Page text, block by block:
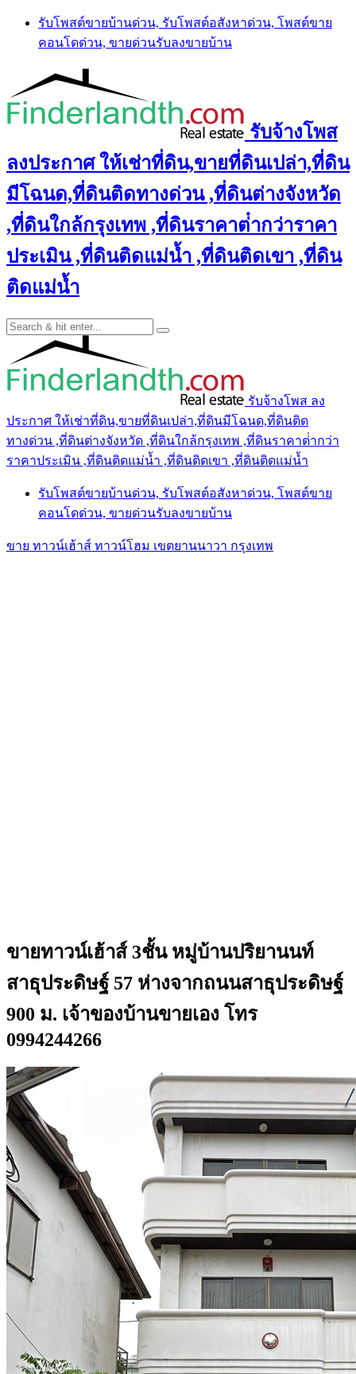
Skip
content
รับโพสต์ขายบ้านด่วน, รับโพสต์อสังหาด่วน, โพสต์ขาย
คอนโดด่วน, ขายด่วนรับลงขายบ้าน
รับจ้างโพส
ลงประกาศ ให้เช่าที่ดิน,ขายที่ดินเปล่า,ที่ดิน
มีโฉนด,ที่ดินติดทางด่วน ,ที่ดินต่างจังหวัด
,ที่ดินใกล้กรุงเทพ ,ที่ดินราคาต่ํากว่าราคา
ประเมิน ,ที่ดินติดแม่น้ำ ,ที่ดินติดเขา ,ที่ดิน
ติดแม่น้ำ
รับจ้างโพส ลง
ประกาศ ให้เช่าที่ดิน,ขายที่ดินเปล่า,ที่ดินมีโฉนด,ที่ดินติด
ทางด่วน ,ที่ดินต่างจังหวัด ,ที่ดินใกล้กรุงเทพ ,ที่ดินราคาต่ํากว่า
ราคาประเมิน ,ที่ดินติดแม่น้ำ ,ที่ดินติดเขา ,ที่ดินติดแม่น้ำ
รับโพสต์ขายบ้านด่วน, รับโพสต์อสังหาด่วน, โพสต์ขาย
คอนโดด่วน, ขายด่วนรับลงขายบ้าน
ขาย ทาวน์เฮ้าส์ ทาวน์โฮม เขตยานนาวา กรุงเทพ
ขายทาวน์เฮ้าส์ 3ชั้น หมู่บ้านปริยานนท์
สาธุประดิษฐ์ 57 ห่างจากถนนสาธุประดิษฐ์
900 ม. เจ้าของบ้านขายเอง โทร
0994244266